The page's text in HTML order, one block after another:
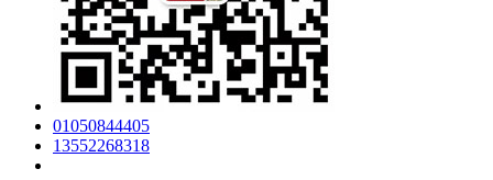
01050844405
13552268318